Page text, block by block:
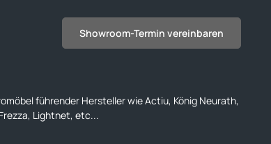
Showroom-Termin vereinbaren
führender Hersteller wie Actiu, König Neurath,
Lightnet, etc...